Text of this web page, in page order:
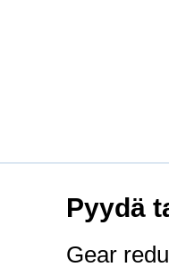
Pyydä
Gear